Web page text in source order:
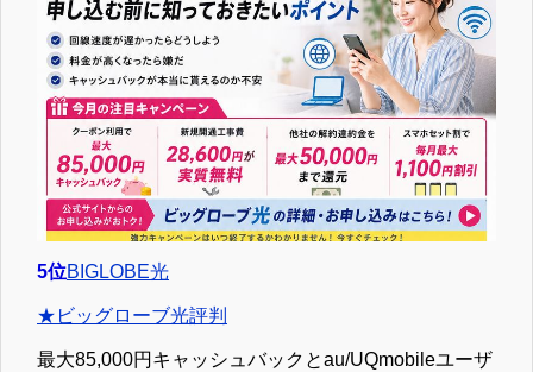
5位BIGLOBE光
★ビッグローブ光評判
最大85,000円キャッシュバックとau/UQmobileユーザ